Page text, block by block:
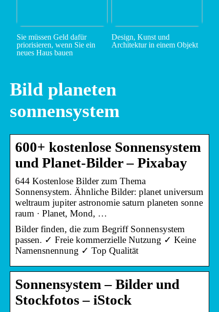
Sie müssen Geld dafür
priorisieren, wenn Sie ein
neues Haus bauen
Design, Kunst und
Architektur in einem Objekt
Bild planeten
sonnensystem
600+ kostenlose Sonnensystem
und Planet-Bilder – Pixabay
644 Kostenlose Bilder zum Thema
Sonnensystem. Ähnliche Bilder: planet universum
weltraum jupiter astronomie saturn planeten sonne
raum · Planet, Mond, …
Bilder finden, die zum Begriff Sonnensystem
passen. ✓ Freie kommerzielle Nutzung ✓ Keine
Namensnennung ✓ Top Qualität
Sonnensystem – Bilder und
Stockfotos – iStock